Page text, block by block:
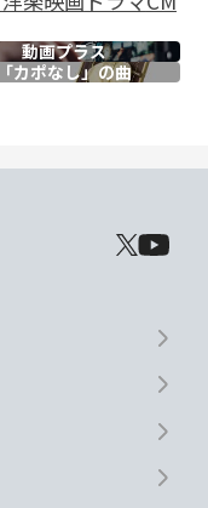
動画プラス
「カポなし」の曲